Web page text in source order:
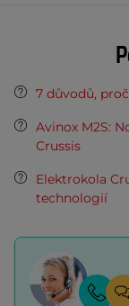
7 důvodů,
Avinox M2S:
Crussis
Elektrokola
technologií